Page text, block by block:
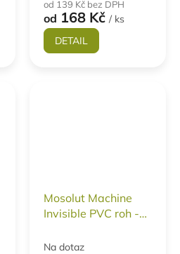
od 139 Kč bez DPH
od 168 Kč / ks
DETAIL
Mosolut Machine
Invisible PVC roh -
Na dotaz